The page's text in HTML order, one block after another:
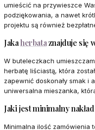
umieścić na przywieszce
podziękowania, a nawet
projektu są również
Jakaherbataznajduje się
W buteleczkach
herbatę liściastą, która
zapewnić doskonały smak i
uniwersalna mieszanka,
Jaki jest minimalny
Minimalna ilość zamówienia